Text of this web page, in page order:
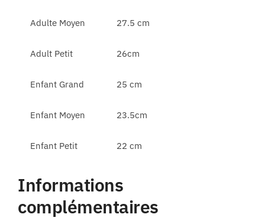
Adulte Moyen 27.5 cm
Adult Petit 26cm
Enfant Grand 25 cm
Enfant Moyen 23.5cm
Enfant Petit 22 cm
Informations
complémentaires